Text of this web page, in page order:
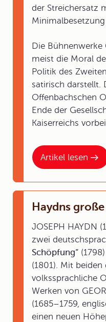
Artikel lesen
der Streichersatz
Die Bühnenwerke
meist die Moral
Politik des
satirisch darstellt.
Offenbachschen
Ende der
Kaiserreichs
Haydns
JOSEPH HAYDN
zwei
Schöpfung“
(1801). Mit beiden
volkssprachliche
Werken von
(1685–1759,
einen neuen